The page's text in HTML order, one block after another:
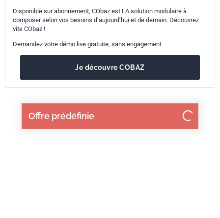
Offre prédéfinie
Disponible sur abonnement, CObaz est LA solution modulaire à
composer selon vos besoins d’aujourd’hui et de demain. Découvrez
vite CObaz !
Demandez votre démo live gratuite, sans engagement
Je découvre COBAZ